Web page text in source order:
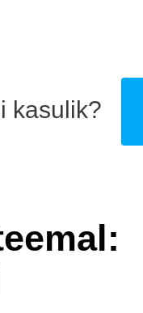
kasulik?